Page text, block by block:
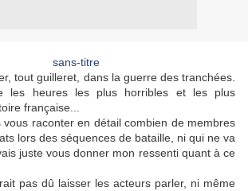
tout guilleret, dans la guerre des tranchées.
les heures les plus horribles et les plus
française...
vous raconter en détail combien de membres
lors des séquences de bataille, ni qui ne va
juste vous donner mon ressenti quant à ce
pas dû laisser les acteurs parler, ni même